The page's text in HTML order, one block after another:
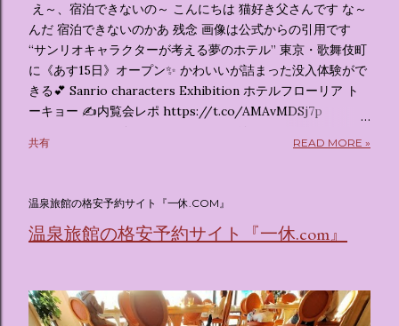
え～、宿泊できないの～ こんにちは 猫好き父さんです な～
んだ 宿泊できないのかあ 残念 画像は公式からの引用です
“サンリオキャラクターが考える夢のホテル” 東京・歌舞伎町
に《あす15日》オープン✨️ かわいいが詰まった没入体験がで
きる💕 Sanrio characters Exhibition ホテルフローリア ト
ーキョー ✍️内覧会レポ https://t.co/AMAvMDSj7p
pic.twitter.com/sKx7uXeXHW — オリコンニュース
(@oricon) July 14, 2026 ホテルフローリア トーキョー
はなく、2026年7月15日から東京・新宿でスタートする サン
リオキャラクターズの体験型・没入型展示イベント の名称で
陸となります。 まるで本当にラグジュアリーホテルにチェッ
クインしてルームツアーを楽しむような、特別な空間が演出
共有 READ MORE »
温泉旅館の格安予約サイト『一休.COM』
温泉旅館の格安予約サイト『一休.com』